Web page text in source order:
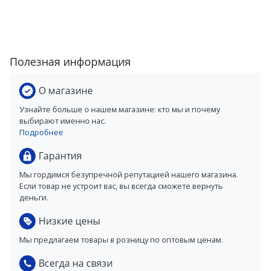
Полезная информация
О магазине
Узнайте больше о нашем магазине: кто мы и почему
выбирают именно нас.
Подробнее
Гарантия
Мы гордимся безупречной репутацией нашего магазина.
Если товар не устроит вас, вы всегда сможете вернуть
деньги.
Низкие цены
Мы предлагаем товары в розницу по оптовым ценам.
Всегда на связи